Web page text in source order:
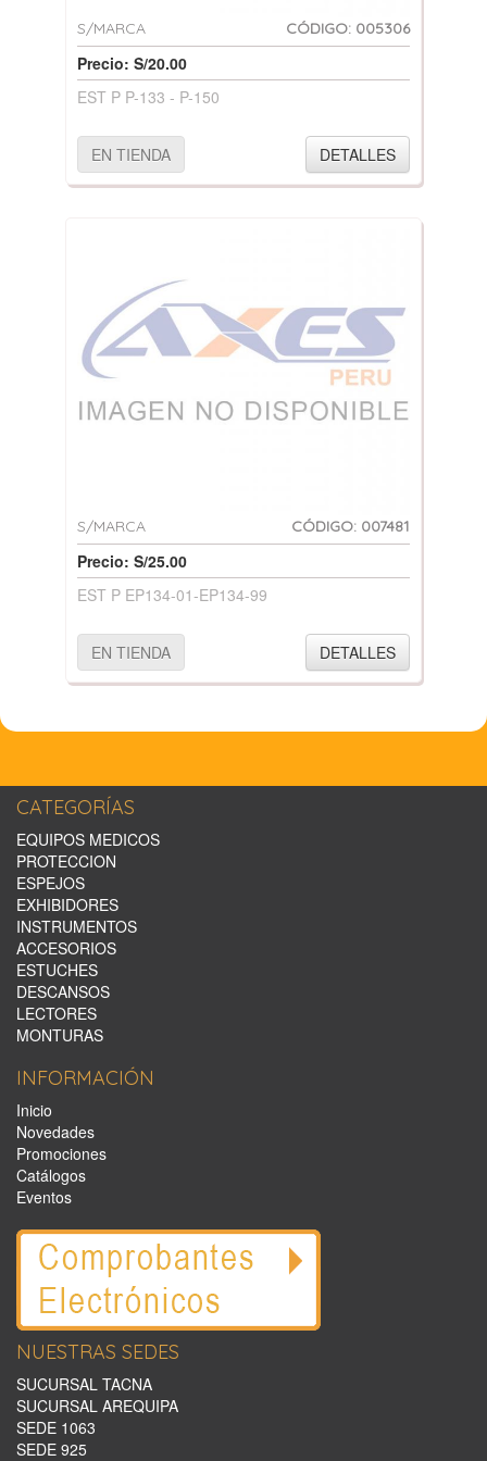
S/MARCA CÓDIGO: 005306
Precio: S/20.00
EST P P-133 - P-150
EN TIENDA DETALLES
S/MARCA CÓDIGO: 007481
Precio: S/25.00
EST P EP134-01-EP134-99
EN TIENDA DETALLES
CATEGORÍAS
EQUIPOS MEDICOS
PROTECCION
ESPEJOS
EXHIBIDORES
INSTRUMENTOS
ACCESORIOS
ESTUCHES
DESCANSOS
LECTORES
MONTURAS
INFORMACIÓN
Inicio
Novedades
Promociones
Catálogos
Eventos
NUESTRAS SEDES
SUCURSAL TACNA
SUCURSAL AREQUIPA
SEDE 1063
SEDE 925